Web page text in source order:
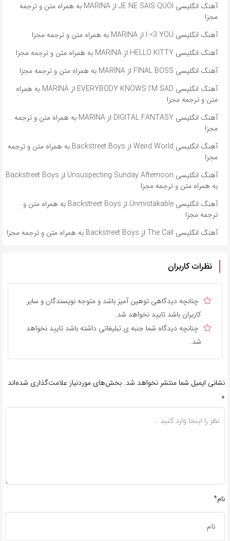
آهنگ انگلیسی JE NE SAIS QUOI از MARINA به همراه متن و ترجمه
مجزا
آهنگ انگلیسی I <3 YOU از MARINA به همراه متن و ترجمه مجزا
آهنگ انگلیسی HELLO KITTY از MARINA به همراه متن و ترجمه مجزا
آهنگ انگلیسی FINAL BOSS از MARINA به همراه متن و ترجمه مجزا
آهنگ انگلیسی EVERYBODY KNOWS I’M SAD از MARINA به همراه
متن و ترجمه مجزا
آهنگ انگلیسی DIGITAL FANTASY از MARINA به همراه متن و ترجمه
مجزا
آهنگ انگلیسی Weird World از Backstreet Boys به همراه متن و ترجمه
مجزا
آهنگ انگلیسی Unsuspecting Sunday Afternoon از Backstreet Boys
به همراه متن و ترجمه مجزا
آهنگ انگلیسی Unmistakable از Backstreet Boys به همراه متن و
ترجمه مجزا
آهنگ انگلیسی The Call از Backstreet Boys به همراه متن و ترجمه مجزا
نظرات کاربران
چنانچه دیدگاهی توهین آمیز باشد و متوجه نویسندگان و سایر
کاربران باشد تایید نخواهد شد.
چنانچه دیدگاه شما جنبه ی تبلیغاتی داشته باشد تایید نخواهد
شد.
نشانی ایمیل شما منتشر نخواهد شد. بخش‌های موردنیاز علامت‌گذاری شده‌اند
*
نام*